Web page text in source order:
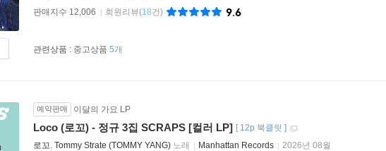
판매지수 12,006
회원리뷰(18건) 9.6
관련상품 : 중고상품 5개
예약판매 이달의 가요 LP
Loco (로꼬) - 정규 3집 SCRAPS [컬러 LP] [ 12p 북클릿 ]
로꼬, Tommy Strate (TOMMY YANG) 노래 Manhattan Records 2026년 08월